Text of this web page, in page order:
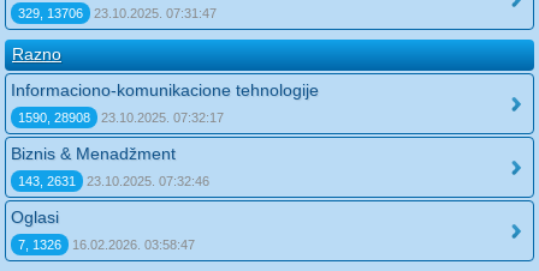
329, 13706 23.10.2025. 07:31:47
Razno
Informaciono-komunikacione tehnologije
1590, 28908 23.10.2025. 07:32:17
Biznis & Menadžment
143, 2631 23.10.2025. 07:32:46
Oglasi
7, 1326 16.02.2026. 03:58:47